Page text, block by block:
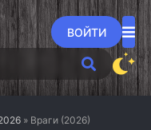
ВОЙТИ
» Враги (2026)